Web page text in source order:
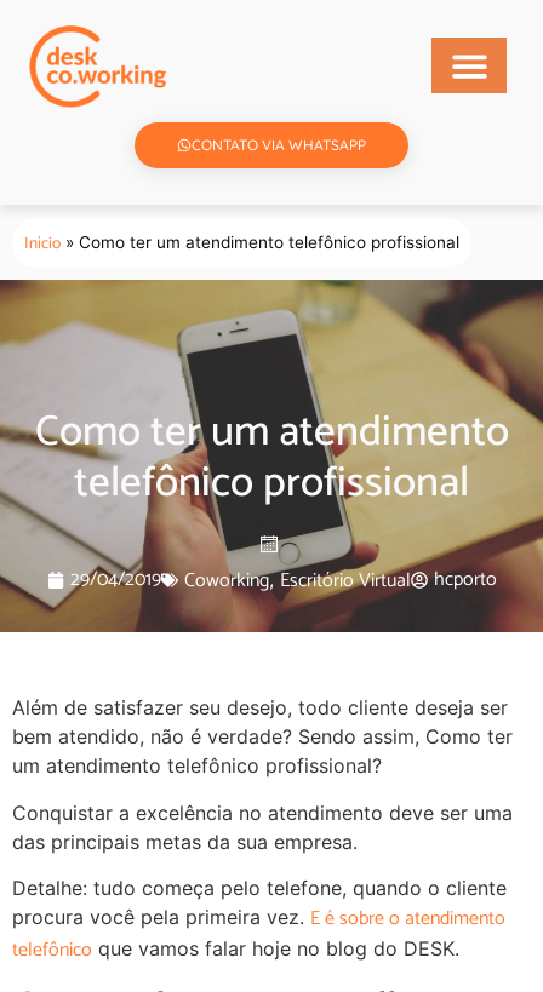
CONTATO VIA WHATSAPP
Início » Como ter um atendimento telefônico profissional
Como ter um atendimento
telefônico profissional
29/04/2019 Coworking,Escritório Virtual hcporto
Além de satisfazer seu desejo, todo cliente deseja ser
bem atendido, não é verdade? Sendo assim, Como ter
um atendimento telefônico profissional?
Conquistar a excelência no atendimento deve ser uma
das principais metas da sua empresa.
Detalhe: tudo começa pelo telefone, quando o cliente
procura você pela primeira vez. E é sobre o atendimento
telefônico que vamos falar hoje no blog do DESK.